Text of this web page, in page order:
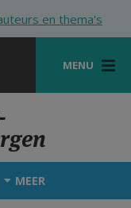
en thema's
MENU
MEER